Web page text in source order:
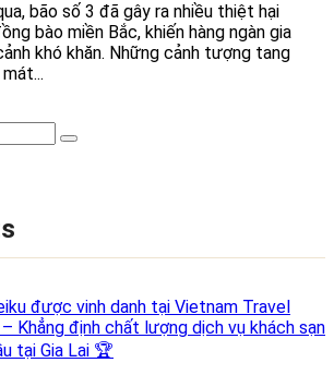
bão số 3 đã gây ra nhiều thiệt hại
bào miền Bắc, khiến hàng ngàn gia
khó khăn. Những cảnh tượng tang
được vinh danh tại Vietnam Travel
Khẳng định chất lượng dịch vụ khách sạn
tại Gia Lai 🏆